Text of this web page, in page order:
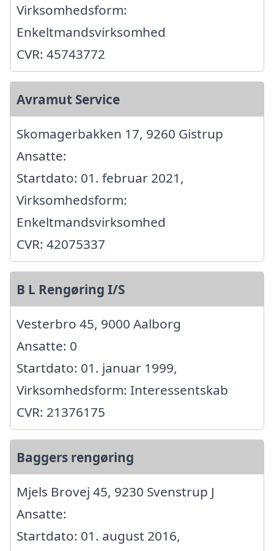
Virksomhedsform:
Enkeltmandsvirksomhed
CVR: 45743772
Avramut Service
Skomagerbakken 17, 9260 Gistrup
Ansatte:
Startdato: 01. februar 2021,
Virksomhedsform:
Enkeltmandsvirksomhed
CVR: 42075337
B L Rengøring I/S
Vesterbro 45, 9000 Aalborg
Ansatte: 0
Startdato: 01. januar 1999,
Virksomhedsform: Interessentskab
CVR: 21376175
Baggers rengøring
Mjels Brovej 45, 9230 Svenstrup J
Ansatte:
Startdato: 01. august 2016,